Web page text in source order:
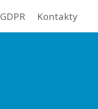
GDPR Kontakty